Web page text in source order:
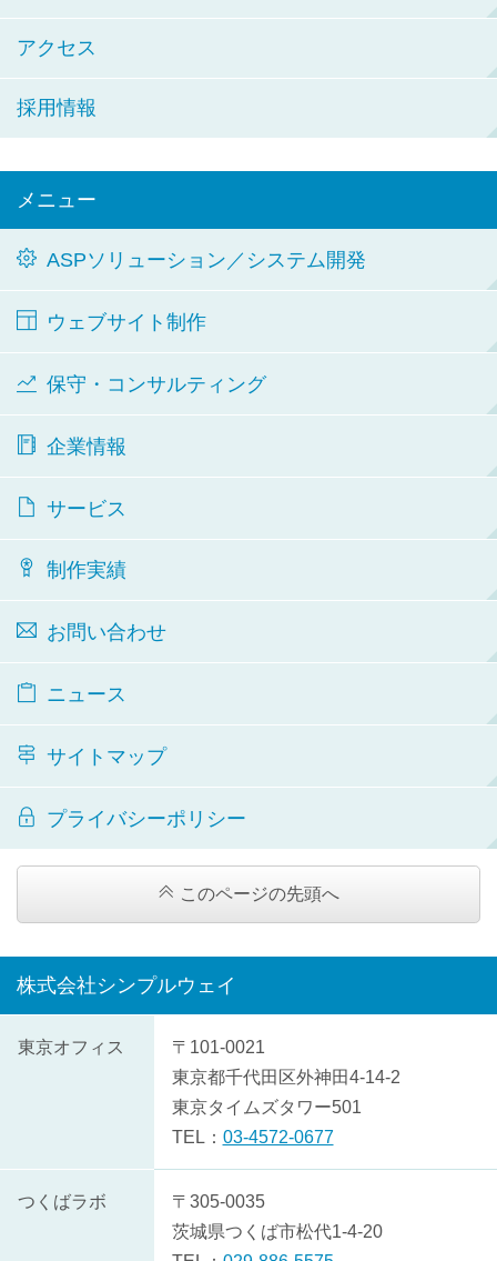
アクセス
採用情報
メニュー
ASPソリューション／システム開発
ウェブサイト制作
保守・コンサルティング
企業情報
サービス
制作実績
お問い合わせ
ニュース
サイトマップ
プライバシーポリシー
このページの先頭へ
株式会社シンプルウェイ
株
東京オフィス
〒101-0021
東京都千代田区外神田4-14-2
東京タイムズタワー501
TEL： 03-4572-0677
つくばラボ
〒305-0035
茨城県つくば市松代1-4-20